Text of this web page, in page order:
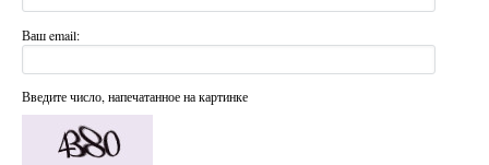
Ваш email:
Введите число, напечатанное на картинке